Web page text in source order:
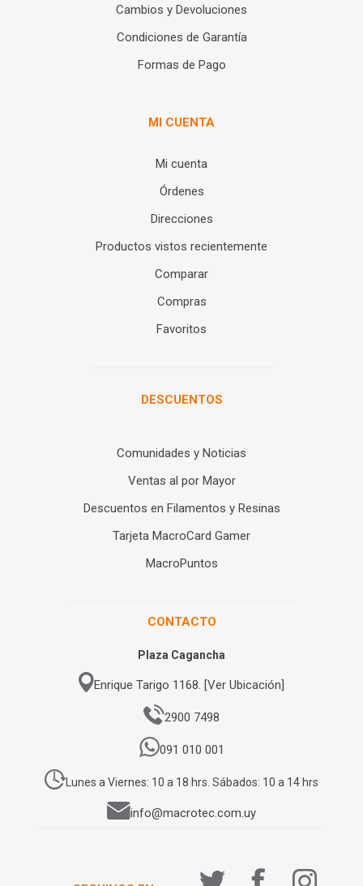
Cambios y Devoluciones
Condiciones de Garantía
Formas de Pago
MI CUENTA
Mi cuenta
Órdenes
Direcciones
Productos vistos recientemente
Comparar
Compras
Favoritos
DESCUENTOS
Comunidades y Noticias
Ventas al por Mayor
Descuentos en Filamentos y Resinas
Tarjeta MacroCard Gamer
MacroPuntos
CONTACTO
Plaza Cagancha
Enrique Tarigo 1168. [Ver Ubicación]
2900 7498
091 010 001
Lunes a Viernes: 10 a 18 hrs. Sábados: 10 a 14 hrs
info@macrotec.com.uy